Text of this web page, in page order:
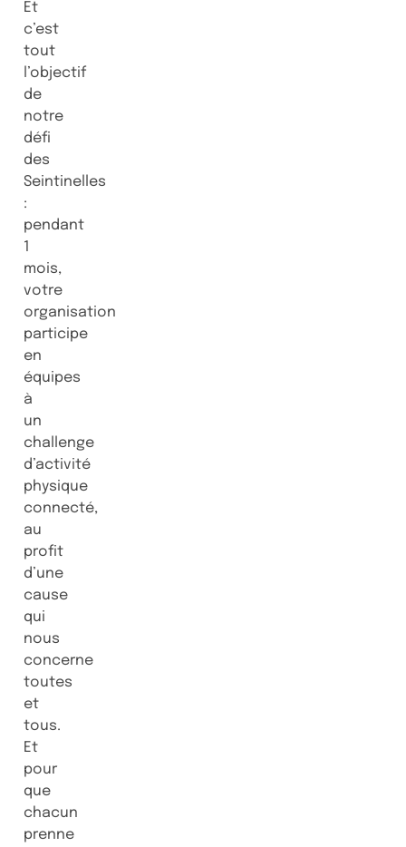
Et
c’est
tout
l’objectif
de
notre
défi
des
Seintinelles
:
pendant
1
mois,
votre
organisation
participe
en
équipes
à
un
challenge
d’activité
physique
connecté,
au
profit
d’une
cause
qui
nous
concerne
toutes
et
tous.
Et
pour
que
chacun
prenne